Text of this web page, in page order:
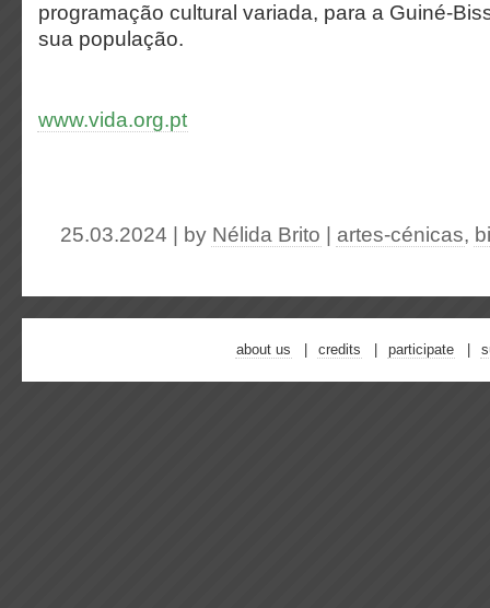
programação cultural variada, para a Guiné-
sua população.
www.vida.org.pt
25.03.2024 | by Nélida Brito artes-cénicas,
about us credits participate